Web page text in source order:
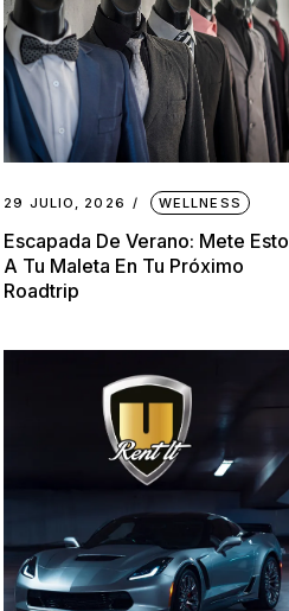
29 JULIO, 2026 WELLNESS
Escapada De Verano: Mete Esto
A Tu Maleta En Tu Próximo
Roadtrip